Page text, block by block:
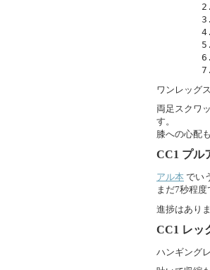
2.
4.
5.
ワンレッグ
両足スクワ
す。
膝への心配
CC1 プル
アル本 でい
まだ7秒程度
進捗はあり
CC1 レッ
ハンギング